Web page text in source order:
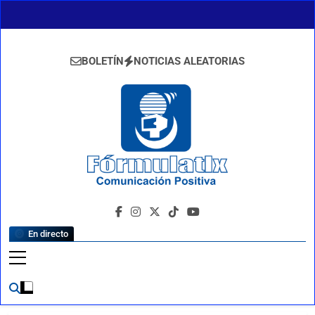
BOLETÍN NOTICIAS ALEATORIAS
En directo
FormulaTlx
Comunicación Positiva